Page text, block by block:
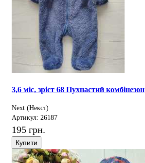
3,6 міс, зріст 68 Пухнастий комбінезон
Next (Некст)
Артикул: 26187
195 грн.
Купити